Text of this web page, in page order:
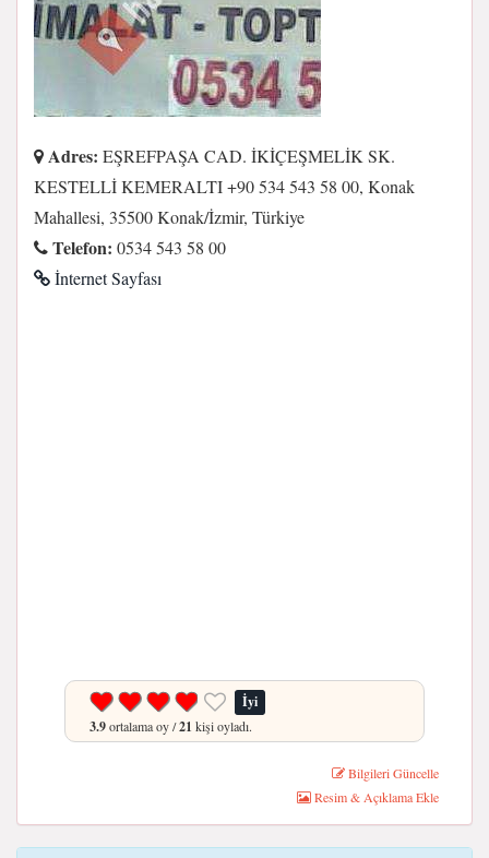
Adres: EŞREFPAŞA CAD. İKİÇEŞMELİK SK.
KESTELLİ KEMERALTI +90 534 543 58 00, Konak
Mahallesi, 35500 Konak/İzmir, Türkiye
Telefon: 0534 543 58 00
İnternet Sayfası
İyi
3.9ortalama oy /21 kişi oyladı.
Bilgileri Güncelle
Resim & Açıklama Ekle